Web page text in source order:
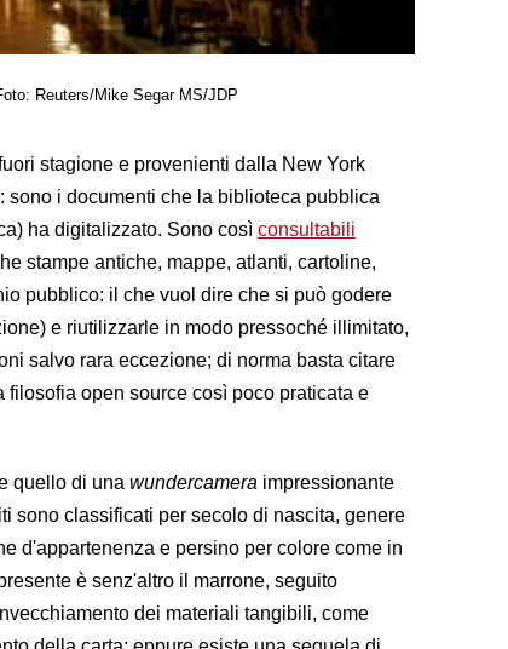
Reuters/Mike Segar MS/JDP
stagione e provenienti dalla New York
i documenti che la biblioteca pubblica
ha digitalizzato. Sono così consultabili
stampe antiche, mappe, atlanti, cartoline,
pubblico: il che vuol dire che si può godere
e riutilizzarle in modo pressoché illimitato,
salvo rara eccezione; di norma basta citare
filosofia open source così poco praticata e
quello di una wundercamera impressionante
sono classificati per secolo di nascita, genere
d'appartenenza e persino per colore come in
è senz'altro il marrone, seguito
dei materiali tangibili, come